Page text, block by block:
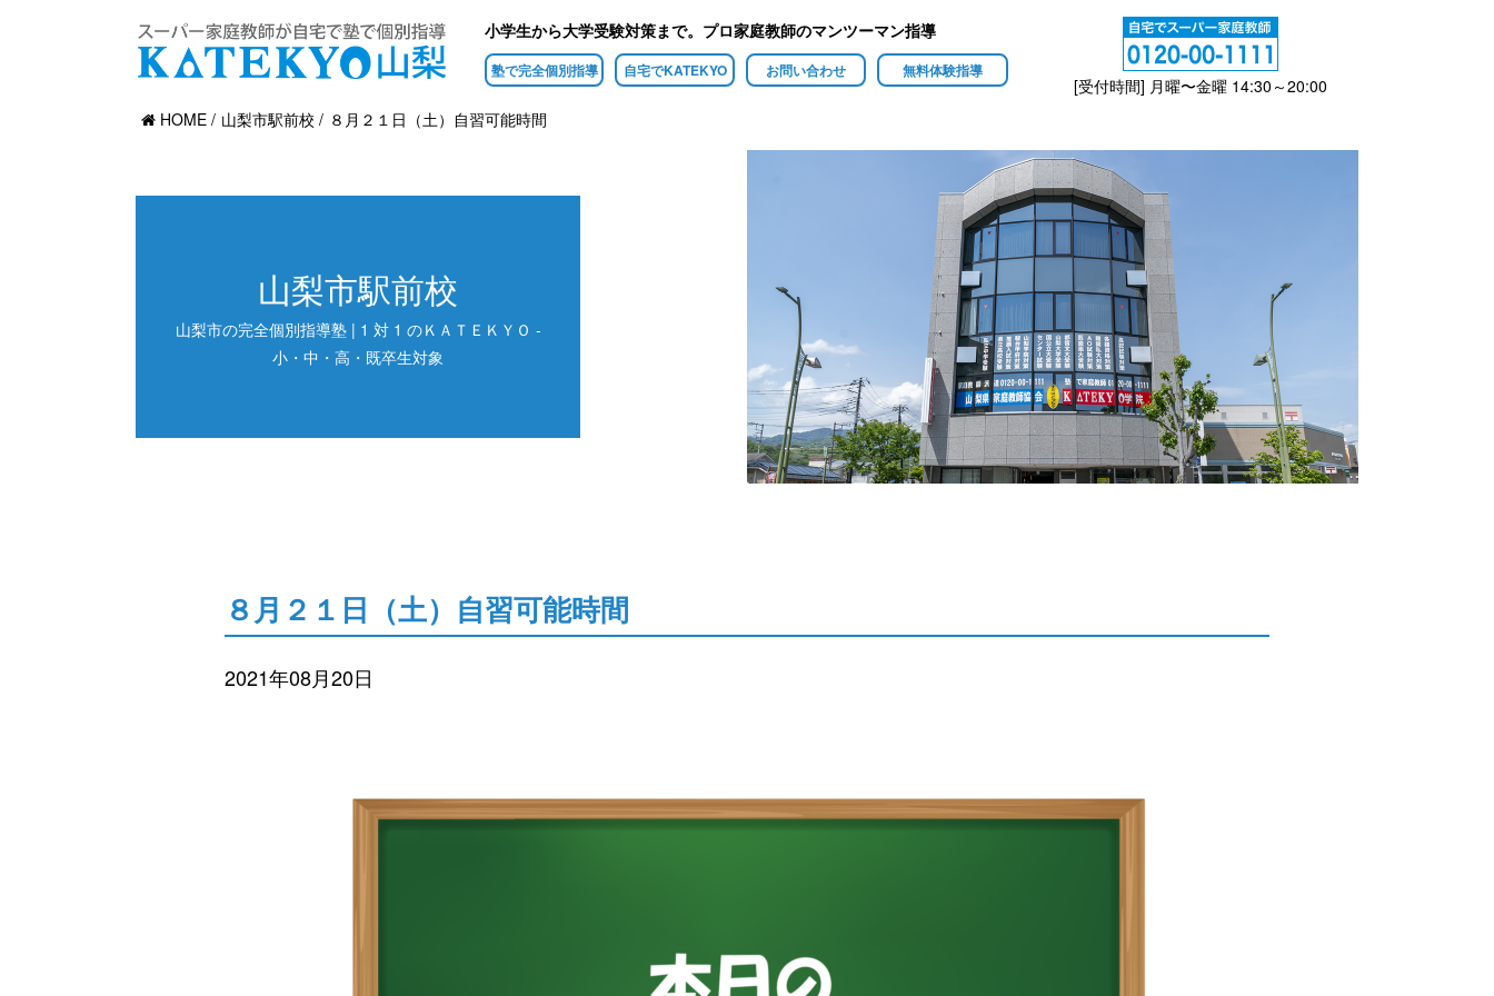
小学生から大学受験対策まで。プロ家庭教師のマンツーマン指導
塾で完全個別指導 自宅でKATEKYO お問い合わせ 無料体験指導
[受付時間] 月曜〜金曜 14:30～20:00
HOME
山梨市駅前校 ８月２１日（土）自習可能時間
山梨市駅前校
山梨市の完全個別指導塾 | 1 対 1 のＫＡＴＥＫＹＯ -
小・中・高・既卒生対象
８月２１日（土）自習可能時間
2021年08月20日